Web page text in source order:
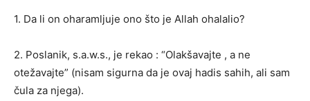
1. Da li on oharamljuje ono što je Allah ohalalio?
2. Poslanik, s.a.w.s., je rekao : “Olakšavajte , a ne
otežavajte” (nisam sigurna da je ovaj hadis sahih, ali sam
čula za njega).